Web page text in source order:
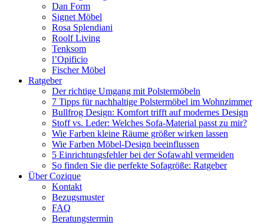
Dan Form
Signet Möbel
Rosa Splendiani
Roolf Living
Tenksom
l’Opificio
Fischer Möbel
Ratgeber
Der richtige Umgang mit Polstermöbeln
7 Tipps für nachhaltige Polstermöbel im Wohnzimmer
Bullfrog Design: Komfort trifft auf modernes Design
Stoff vs. Leder: Welches Sofa-Material passt zu mir?
Wie Farben kleine Räume größer wirken lassen
Wie Farben Möbel-Design beeinflussen
5 Einrichtungsfehler bei der Sofawahl vermeiden
So finden Sie die perfekte Sofagröße: Ratgeber
Über Cozique
Kontakt
Bezugsmuster
FAQ
Beratungstermin